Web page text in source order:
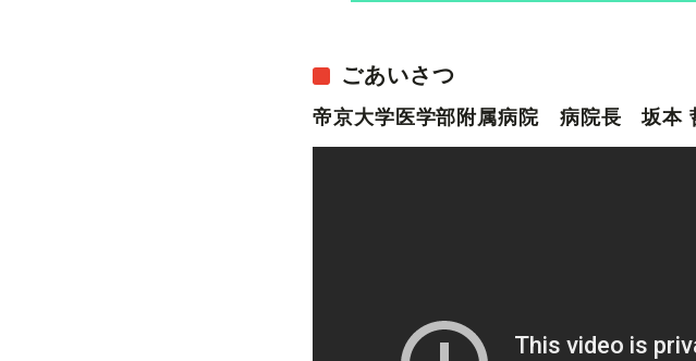
ごあいさつ
帝京大学医学部附属病院 病院長 坂本